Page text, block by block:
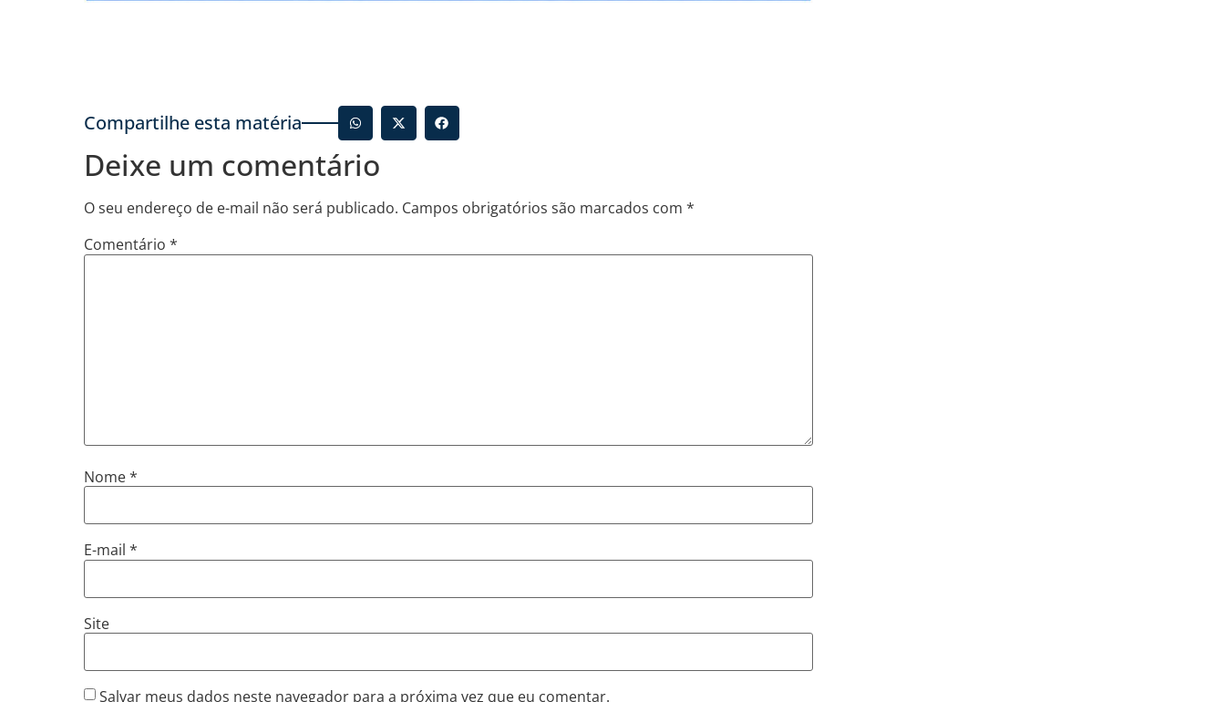
Compartilhe esta matéria
Deixe um comentário
O seu endereço de e-mail não será publicado. Campos obrigatórios são marcados com *
Comentário *
Nome*
E-mail *
Site
Salvar meus dados neste navegador para a próxima vez que eu comentar.